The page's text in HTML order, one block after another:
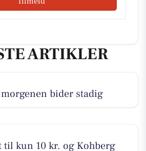
ARTIKLER
bider stadig
til kun 10 kr. og Kohberg